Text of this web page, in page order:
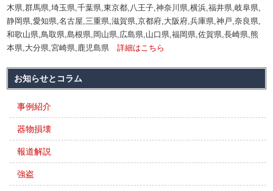
木県,群馬県,埼玉県,千葉県,東京都,八王子,神奈川県,横浜,福井県,岐阜県,
静岡県,愛知県,名古屋,三重県,滋賀県,京都府,大阪府,兵庫県,神戸,奈良県,
和歌山県,鳥取県,島根県,岡山県,広島県,山口県,福岡県,佐賀県,長崎県,熊
本県,大分県,宮崎県,鹿児島県詳細はこちら
お知らせとコラム
事例紹介
器物損壊
報道解説
強盗